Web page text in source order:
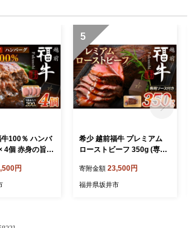
100％ ハンバ
4個 赤身の旨味
ド牛 赤身和牛
菜 冷凍 個包装
円
5
希少 越前福牛 プレミアム
ローストビーフ 350g (専用
国産和牛 ブランド牛 赤身和
牛 肉 牛 牛肉 惣菜 冷凍 個包
寄附金額 23,500円
福井県坂井市